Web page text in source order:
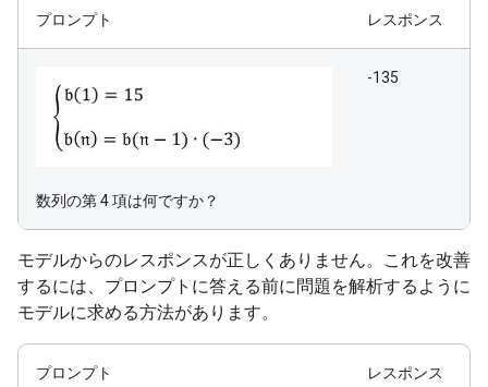
プロンプト レスポンス
数列の第 4 項は何ですか？
-135
モデルからのレスポンスが正しくありません。これを改善
するには、プロンプトに答える前に問題を解析するように
モデルに求める方法があります。
プロンプト レスポンス